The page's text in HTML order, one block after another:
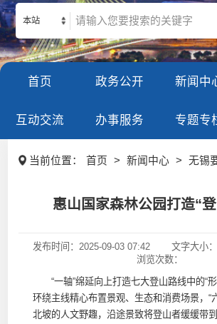
本站
首页 政务公开 新闻中
互动交流 办事服务 专题专
当前位置： 首页 > 新闻中心 > 无锡
惠山国家森林公园打造“
发布时间： 2025-09-03 07:42 文字大小
浏览次数：
“一轴”绵延向上打造七大登山路线中的“形
环绕主线精心布置景观、生态和消费场景，“
北坡的人文野趣，沿途景致将登山者缓缓带